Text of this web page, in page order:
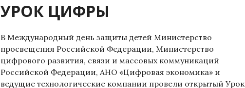
УРОК ЦИФРЫ
В Международный день защиты детей Министерство
просвещения Российской Федерации, Министерство
цифрового развития, связи и массовых коммуникаций
Российской Федерации, АНО «Цифровая экономика» и
ведущие технологические компании провели открытый Урок